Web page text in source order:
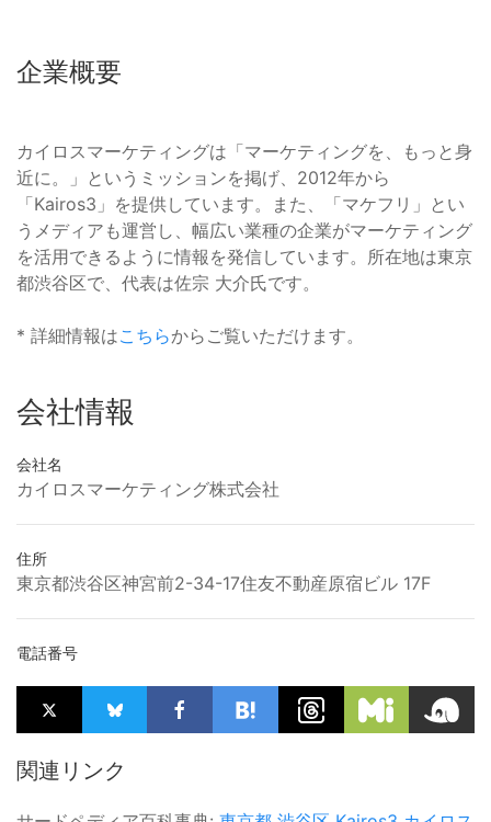
企業概要
カイロスマーケティングは「マーケティングを、もっと身
近に。」というミッションを掲げ、2012年から
「Kairos3」を提供しています。また、「マケフリ」とい
うメディアも運営し、幅広い業種の企業がマーケティング
を活用できるように情報を発信しています。所在地は東京
都渋谷区で、代表は佐宗 大介氏です。
* 詳細情報はこちらからご覧いただけます。
会社情報
会社名
カイロスマーケティング株式会社
住所
東京都渋谷区神宮前2-34-17住友不動産原宿ビル 17F
電話番号
関連リンク